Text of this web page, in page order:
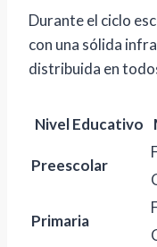
Durante el ciclo
con una sólida
distribuida en
Nivel Educativo
Preescolar
Primaria